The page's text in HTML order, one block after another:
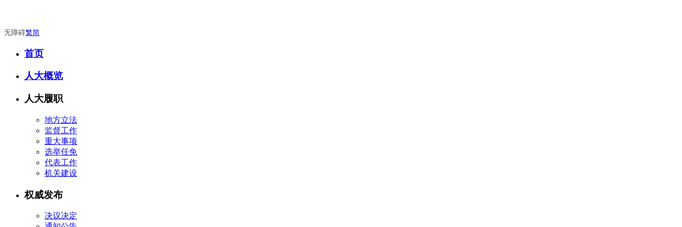
无障碍繁简
首页
人大概览
人大履职
地方立法
监督工作
重大事项
选举任免
代表工作
机关建设
权威发布
决议决定